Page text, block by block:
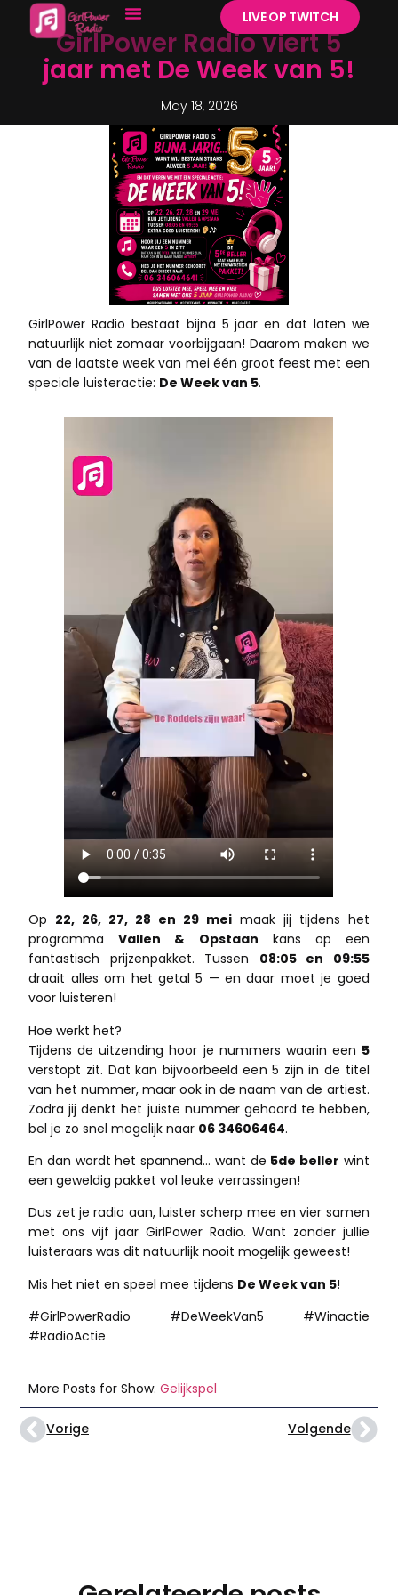
LIVE OP TWITCH
GirlPower Radio viert 5
jaar met De Week van 5!
May 18, 2026
GirlPower Radio bestaat bijna 5 jaar en dat laten we
natuurlijk niet zomaar voorbijgaan! Daarom maken we
van de laatste week van mei één groot feest met een
speciale luisteractie: De Week van 5.
Op 22, 26, 27, 28 en 29 meimaak jij tijdens het
programmaVallen & Opstaan kans op een
fantastisch prijzenpakket. Tussen 08:05 en 09:55
draait alles om het getal 5 — en daar moet je goed
voor luisteren!
Hoe werkt het?
Tijdens de uitzending hoor je nummers waarin een 5
verstopt zit. Dat kan bijvoorbeeld een 5 zijn in de titel
van het nummer, maar ook in de naam van de artiest.
Zodra jij denkt het juiste nummer gehoord te hebben,
bel je zo snel mogelijk naar 06 34606464.
En dan wordt het spannend… want de 5de beller wint
een geweldig pakket vol leuke verrassingen!
Dus zet je radio aan, luister scherp mee en vier samen
met ons vijf jaar GirlPower Radio. Want zonder jullie
luisteraars was dit natuurlijk nooit mogelijk geweest!
Mis het niet en speel mee tijdens De Week van 5!
#GirlPowerRadio #DeWeekVan5 #Winactie
#RadioActie
More Posts for Show:Gelijkspel
Vorige Volgende